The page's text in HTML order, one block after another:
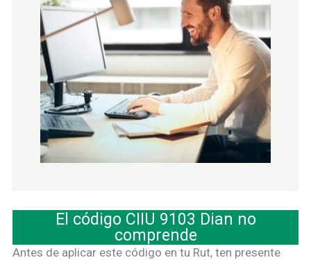
El código CIIU 9103 Dian no
comprende
Antes de aplicar este código en tu Rut, ten presente